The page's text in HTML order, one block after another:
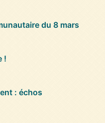
du 8 mars
!
: échos